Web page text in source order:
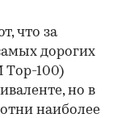
что за
дорогих
Tор-100)
но в
наиболее